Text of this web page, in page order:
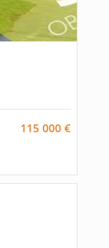
115 000 €